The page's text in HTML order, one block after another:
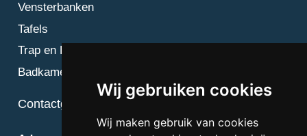
Wij gebruiken cookies
Wij maken gebruik van cookies
Vensterbanken
Tafels
Trap en Bordes
Badkamer
Contactgegevens